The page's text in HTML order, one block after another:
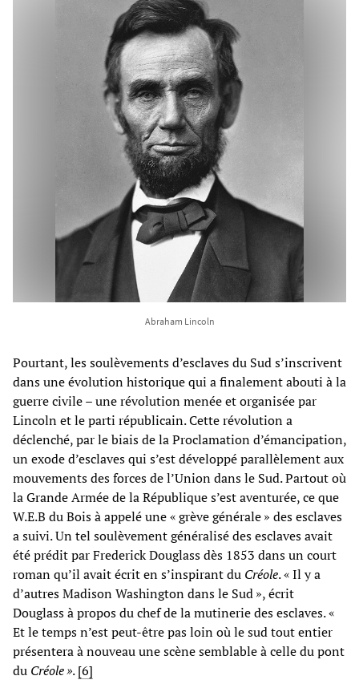
Abraham Lincoln
Pourtant, les soulèvements d’esclaves du Sud s’inscrivent
dans une évolution historique qui a finalement abouti à la
guerre civile – une révolution menée et organisée par
Lincoln et le parti républicain. Cette révolution a
déclenché, par le biais de la Proclamation d’émancipation,
un exode d’esclaves qui s’est développé parallèlement aux
mouvements des forces de l’Union dans le Sud. Partout où
la Grande Armée de la République s’est aventurée, ce que
W.E.B du Bois à appelé une « grève générale » des esclaves
a suivi. Un tel soulèvement généralisé des esclaves avait
été prédit par Frederick Douglass dès 1853 dans un court
roman qu’il avait écrit en s’inspirant du Créole. « Il y a
d’autres Madison Washington dans le Sud », écrit
Douglass à propos du chef de la mutinerie des esclaves. «
Et le temps n’est peut-être pas loin où le sud tout entier
présentera à nouveau une scène semblable à celle du pont
du Créole ».[6]